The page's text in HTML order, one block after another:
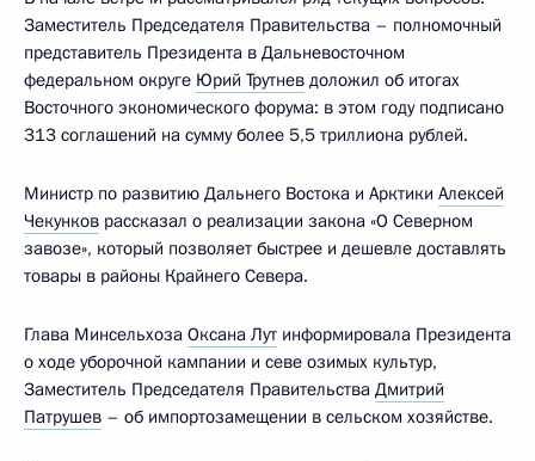
Заместитель Председателя Правительства – полномочный
представитель Президента в Дальневосточном
федеральном округе Юрий Трутнев доложил об итогах
Восточного экономического форума: в этом году подписано
313 соглашений на сумму более 5,5 триллиона рублей.
Министр по развитию Дальнего Востока и Арктики Алексей
Чекунков рассказал о реализации закона «О Северном
завозе», который позволяет быстрее и дешевле доставлять
товары в районы Крайнего Севера.
Глава Минсельхоза Оксана Лут информировала Президента
о ходе уборочной кампании и севе озимых культур,
Заместитель Председателя Правительства Дмитрий
Патрушев – об импортозамещении в сельском хозяйстве.